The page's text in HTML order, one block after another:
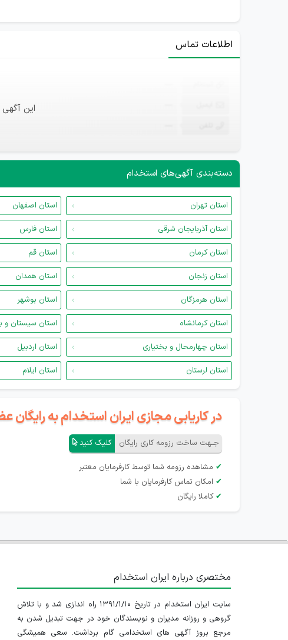
اطلاعات تماس
این
دسته‌بندی آگهی‌های استخدام
استان تهران استان اصفهان
استان آذربایجان شرقی
استان فارس
استان کرمان
استان قم
استان زنجان
استان همدان
استان هرمزگان
استان بوشهر
استان کرمانشاه
استان سیستان و
استان چهارمحال و بختیاری
استان اردبیل
استان لرستان
استان ایلام
در کاریابی مجازی ایران استخدام به
جـهت ساخت رزومه کاری رایگان کلیک کنید
✔ مشاهده رزومه شما توسط کارفرمایان معتبر
✔ امکان تماس کارفرمایان با شما
✔ کاملا رایگان
مختصری درباره ایران استخدام
سایت ایران استخدام در تاریخ ۱۳۹۱/۱/۱۰ راه اندازی شد و با تلاش
گروهی و روزانه مدیران و نویسندگان خود در جهت تبدیل شدن به
مرجع بروز آگهی های استخدامی گام برداشت. سعی همیشگی